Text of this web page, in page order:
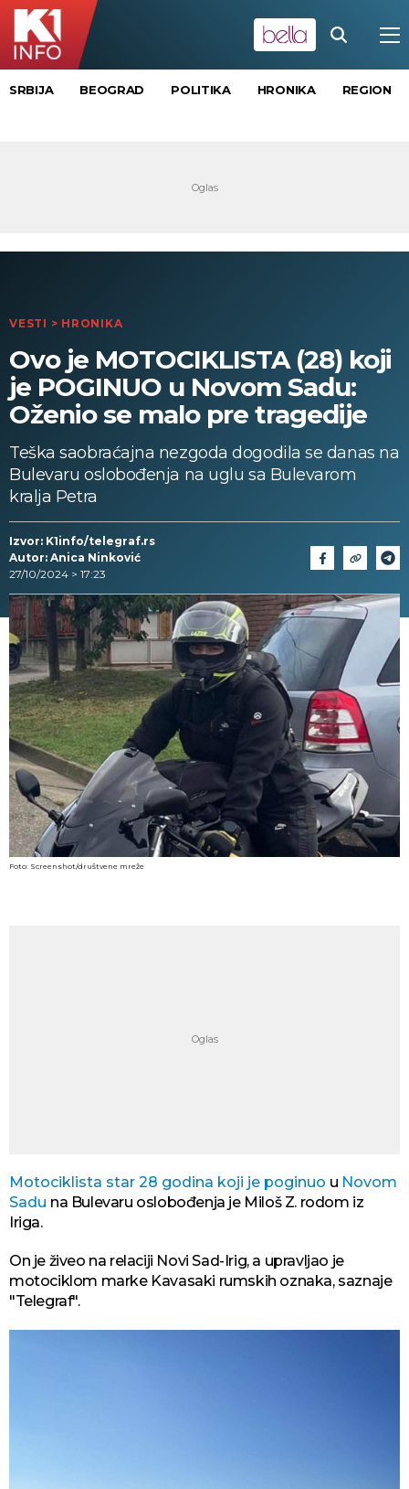
SRBIJA BEOGRAD POLITIKA HRONIKA REGION
VESTI > HRONIKA
Ovo je MOTOCIKLISTA (28) koji
je POGINUO u Novom Sadu:
Oženio se malo pre tragedije
Teška saobraćajna nezgoda dogodila se danas na
Bulevaru oslobođenja na uglu sa Bulevarom
kralja Petra
Izvor: K1info/telegraf.rs
Autor: Anica Ninković
27/10/2024 > 17:23
Foto: Screenshot/društvene mreže
Motociklista star 28 godina koji je poginuo u Novom
Sadu na Bulevaru oslobođenja je Miloš Z. rodom iz
Iriga.
On je živeo na relaciji Novi Sad-Irig, a upravljao je
motociklom marke Kavasaki rumskih oznaka, saznaje
"Telegraf".